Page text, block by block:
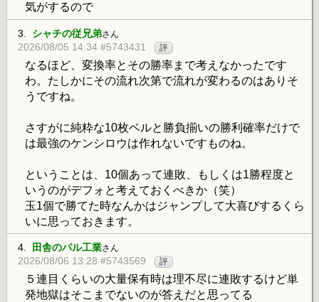
気がするので
3. シャチの従兄弟さん
2026/08/05 14:34 #5743431 評
なるほど、変換率とその勝率まで考えなかったです
わ。たしかにその流れ次第で流れが変わるのはありそ
うですね。
さすがに純粋な10枚ベルと勝負揃いの勝利確率だけで
は最強のケンシロウは作れないですものね。
ということは、10個あって連敗、もしくは1勝程度と
いうのがデフォと考えておくべきか（笑）
玉1個で勝てた時なんかはジャンプして大喜びするくら
いに思っておきます。
4. 田舎のパル工業さん
2026/08/06 13:28 #5743569 評
５連目くらいの大量保有時は理不尽に連敗するけど単
発地獄はそこまでないのが答えだと思ってる